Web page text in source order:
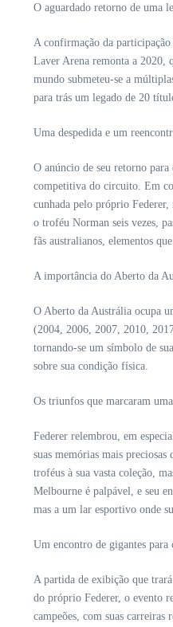
O aguardado retorno de uma
A confirmação da
Laver Arena remonta a 2020,
mundo submeteu-se a
para trás um legado de 20
Uma despedida e um
O anúncio de seu retorno
competitiva do circuito. Em
cunhada pelo próprio
o troféu Norman seis vezes,
fãs australianos, elementos
A importância do Aberto da
O Aberto da Austrália ocupa
(2004, 2006, 2007, 2010,
tornando-se um símbolo de
sobre sua condição física.
Os triunfos que marcaram
Federer relembrou, em
suas memórias mais
troféus à sua vasta coleção,
Melbourne é palpável, e seu
mas a um lar esportivo onde
Um encontro de gigantes para
A partida de exibição que
do próprio Federer, o evento
campeões, com suas